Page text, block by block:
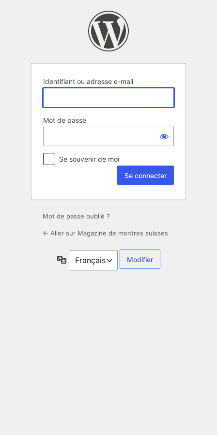
Identifiant ou adresse e-mail
Mot de passe
Se souvenir de moi
Mot de passe oublié ?
← Aller sur Magazine de montres suisses
Langue